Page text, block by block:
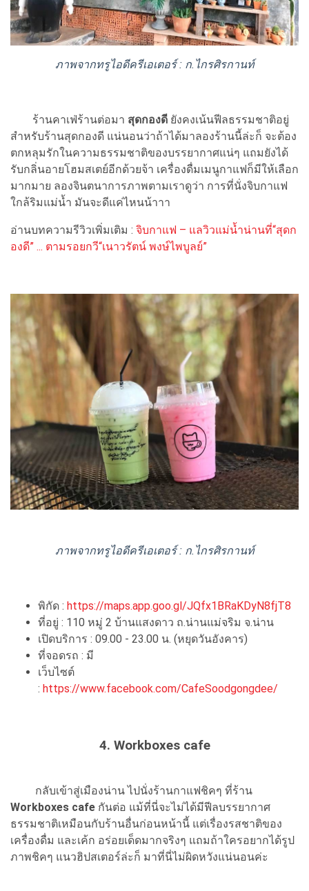
ภาพจากทรูไอดีครีเอเตอร์ : ก.ไกรศิรกานท์
ร้านคาเฟ่ร้านต่อมา สุดกองดี ยังคงเน้นฟีลธรรมชาติอยู่
สำหรับร้านสุดกองดี แน่นอนว่าถ้าได้มาลองร้านนี้ล่ะก็ จะต้อง
ตกหลุมรักในความธรรมชาติของบรรยากาศแน่ๆ แถมยังได้
รับกลิ่นอายโฮมสเตย์อีกด้วยจ้า เครื่องดื่มเมนูกาแฟก็มีให้เลือก
มากมาย ลองจินตนาการภาพตามเราดูว่า การที่นั่งจิบกาแฟ
ใกล้ริมแม่น้ำ มันจะดีแค่ไหนน้าาา
อ่านบทความรีวิวเพิ่มเติม : จิบกาแฟ – แลวิวแม่น้ำน่านที่“สุดก
องดี” ... ตามรอยกวี“เนาวรัตน์ พงษ์ไพบูลย์”
ภาพจากทรูไอดีครีเอเตอร์ : ก.ไกรศิรกานท์
พิกัด : https://maps.app.goo.gl/JQfx1BRaKDyN8fjT8
ที่อยู่ : 110 หมู่ 2 บ้านแสงดาว ถ.น่านแม่จริม จ.น่าน
เปิดบริการ : 09.00 - 23.00 น. (หยุดวันอังคาร)
ที่จอดรถ : มี
เว็บไซต์
: https://www.facebook.com/CafeSoodgongdee/
4. Workboxes cafe
กลับเข้าสู่เมืองน่าน ไปนั่งร้านกาแฟชิคๆ ที่ร้าน
Workboxes cafe กันต่อ แม้ที่นี่จะไม่ได้มีฟีลบรรยากาศ
ธรรมชาติเหมือนกับร้านอื่นก่อนหน้านี้ แต่เรื่องรสชาติของ
เครื่องดื่ม และเค้ก อร่อยเด็ดมากจริงๆ แถมถ้าใครอยากได้รูป
ภาพชิคๆ แนวฮิปสเตอร์ล่ะก็ มาที่นี่ไม่ผิดหวังแน่นอนค่ะ